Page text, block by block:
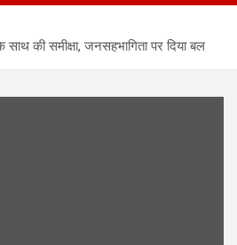
की समीक्षा, जनसहभागिता पर दिया बल